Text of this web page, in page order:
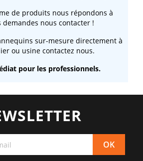
de produits nous répondons à
demandes nous contacter !
sur-mesure directement à
ou usine contactez nous.
pour les professionnels.